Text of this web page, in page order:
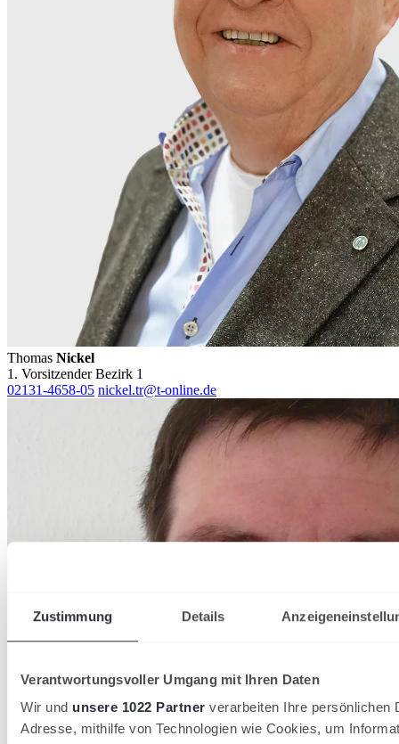
Zustimmung Details
Verantwortungsvoller Umgang mit Ihren Daten
Wir und unsere 1022 Partner verarbeiten Ihre persönlichen
Adresse, mithilfe von Technologien wie Cookies, um
Thomas Nickel
1. Vorsitzender Bezirk 1
02131-4658-05 nickel.tr@t-online.de